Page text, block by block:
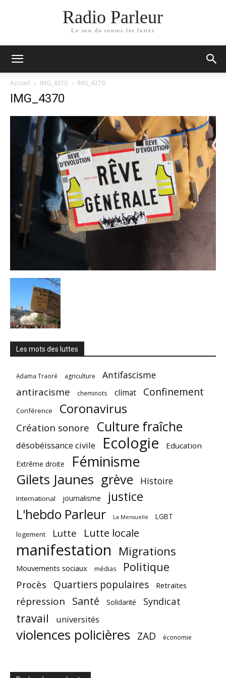
Radio Parleur
Le son de toutes les luttes
Accueil IMG_4370 IMG_4370
IMG_4370
Les mots des luttes
Adama Traoré agriculture Antifascisme
antiracisme cheminots climat Confinement
Conférence Coronavirus
Création sonore Culture fraîche
désobéissance civile Ecologie Education
Extrême droite Féminisme
Gilets Jaunes grève Histoire
International journalisme justice
L'hebdo Parleur La Mensuelle
LGBT
logement
Lutte Lutte locale
manifestation Migrations
Mouvements sociaux médias Politique
Procès Quartiers populaires Retraites
répression Santé Solidarité Syndicat
travail universités
violences policières ZAD économie